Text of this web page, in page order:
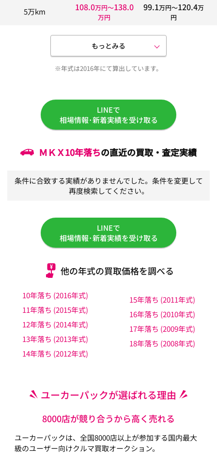
5万km 108.0万円〜138.0
万円
99.1万円〜120.4万
円
もっとみる
※年式は2016年にて算出しています。
LINEで
相場情報･新着実績を受け取る
ＭＫＸ10年落ちの直近の買取・査定実績
条件に合致する実績がありませんでした。条件を変更して
再度検索してください。
LINEで
相場情報･新着実績を受け取る
他の年式の買取価格を調べる
10年落ち (2016年式)
11年落ち (2015年式)
12年落ち (2014年式)
13年落ち (2013年式)
14年落ち (2012年式)
15年落ち (2011年式)
16年落ち (2010年式)
17年落ち (2009年式)
18年落ち (2008年式)
ユーカーパックが選ばれる理由
8000店が競り合うから高く売れる
ユーカーパックは、全国8000店以上が参加する国内最大
級のユーザー向けクルマ買取オークション。